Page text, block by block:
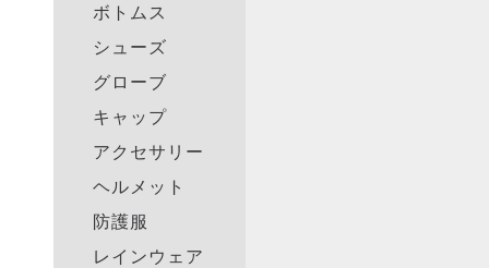
ボトムス
シューズ
グローブ
キャップ
アクセサリー
ヘルメット
防護服
レインウェア